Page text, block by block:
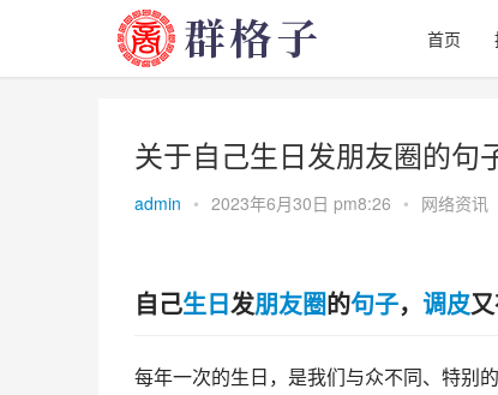
首页
关于自己生日发朋友圈的句
admin • 2023年6月30日 pm8:26 • 网络资讯
自己生日发朋友圈的句子， 调皮又
每年一次的生日，是我们与众不同、特别